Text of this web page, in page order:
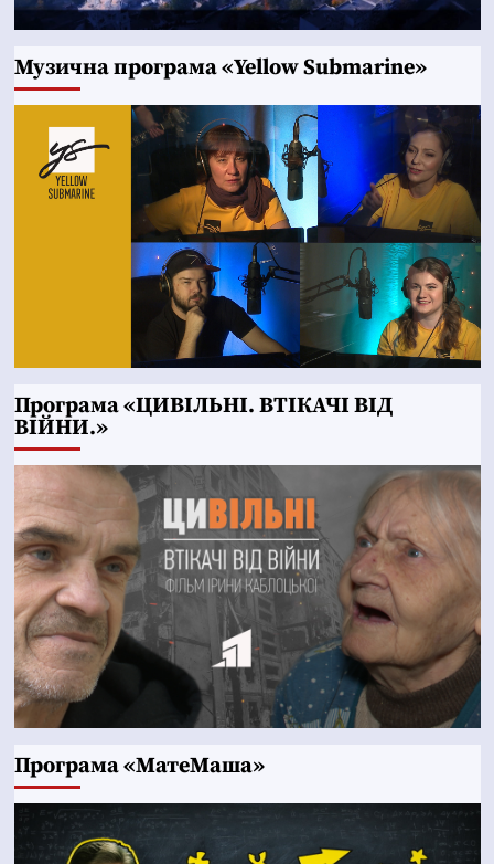
Музична програма «Yellow Submarine»
Програма «ЦИВІЛЬНІ. ВТІКАЧІ ВІД
ВІЙНИ.»
Програма «МатеМаша»